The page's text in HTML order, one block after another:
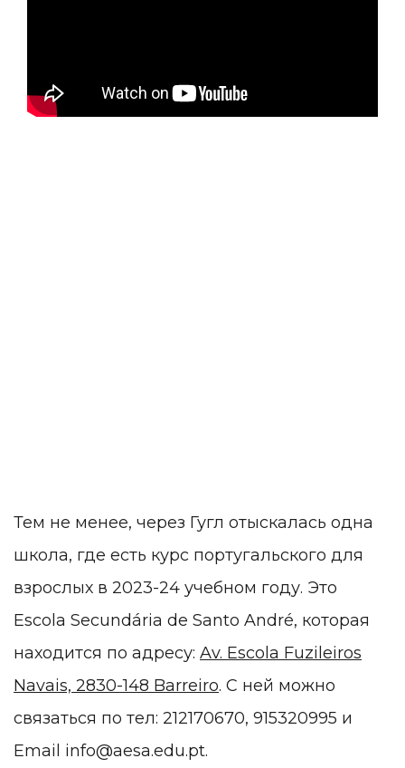
Тем не менее, через Гугл отыскалась одна
школа, где есть курс португальского для
взрослых в 2023-24 учебном году. Это
Escola Secundária de Santo André, которая
находится по адресу: Av. Escola Fuzileiros
Navais, 2830-148 Barreiro. С ней можно
связаться по тел: 212170670, 915320995 и
Email info@aesa.edu.pt.